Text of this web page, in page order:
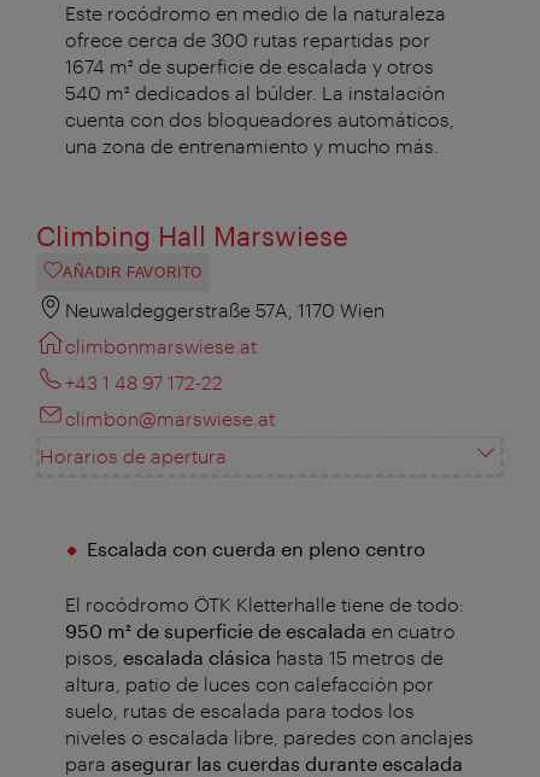
Este rocódromo en medio de la naturaleza
ofrece cerca de 300 rutas repartidas por
1674 m² de superficie de escalada y otros
540 m² dedicados al búlder. La instalación
cuenta con dos bloqueadores automáticos,
una zona de entrenamiento y mucho más.
Climbing Hall Marswiese
AÑADIR FAVORITO
Neuwaldeggerstraße 57A, 1170 Wien
climbonmarswiese.at
+43 1 48 97 172-22
climbon@marswiese.at
Horarios de apertura
Escalada con cuerda en pleno centro
El rocódromo ÖTK Kletterhalle tiene de todo:
950 m² de superficie de escalada en cuatro
pisos, escalada clásica hasta 15 metros de
altura, patio de luces con calefacción por
suelo, rutas de escalada para todos los
niveles o escalada libre , paredes con anclajes
para asegurar las cuerdas durante escalada